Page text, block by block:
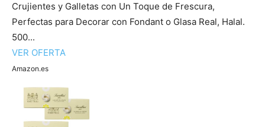
Crujientes y Galletas con Un Toque de Frescura,
Perfectas para Decorar con Fondant o Glasa Real, Halal.
500...
VER OFERTA
Amazon.es